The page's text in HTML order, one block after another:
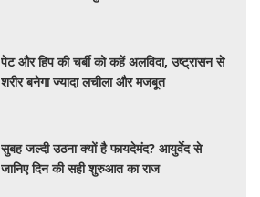
पेट और हिप की चर्बी को कहें अलविदा, उष्ट्रासन से
शरीर बनेगा ज्यादा लचीला और मजबूत
सुबह जल्दी उठना क्यों है फायदेमंद? आयुर्वेद से
जानिए दिन की सही शुरुआत का राज